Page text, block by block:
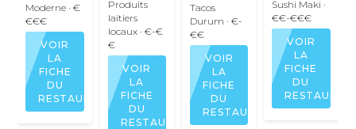
Moderne · €
€€€
VOIR
LA
FICHE
DU
RESTAURANT
Produits
laitiers
locaux· €-€
€
VOIR
LA
FICHE
DU
RESTAURANT
Tacos
Durum · €-
€€
VOIR
LA
FICHE
DU
RESTAURANT
Sushi Maki ·
€€-€€€
VOIR
LA
FICHE
DU